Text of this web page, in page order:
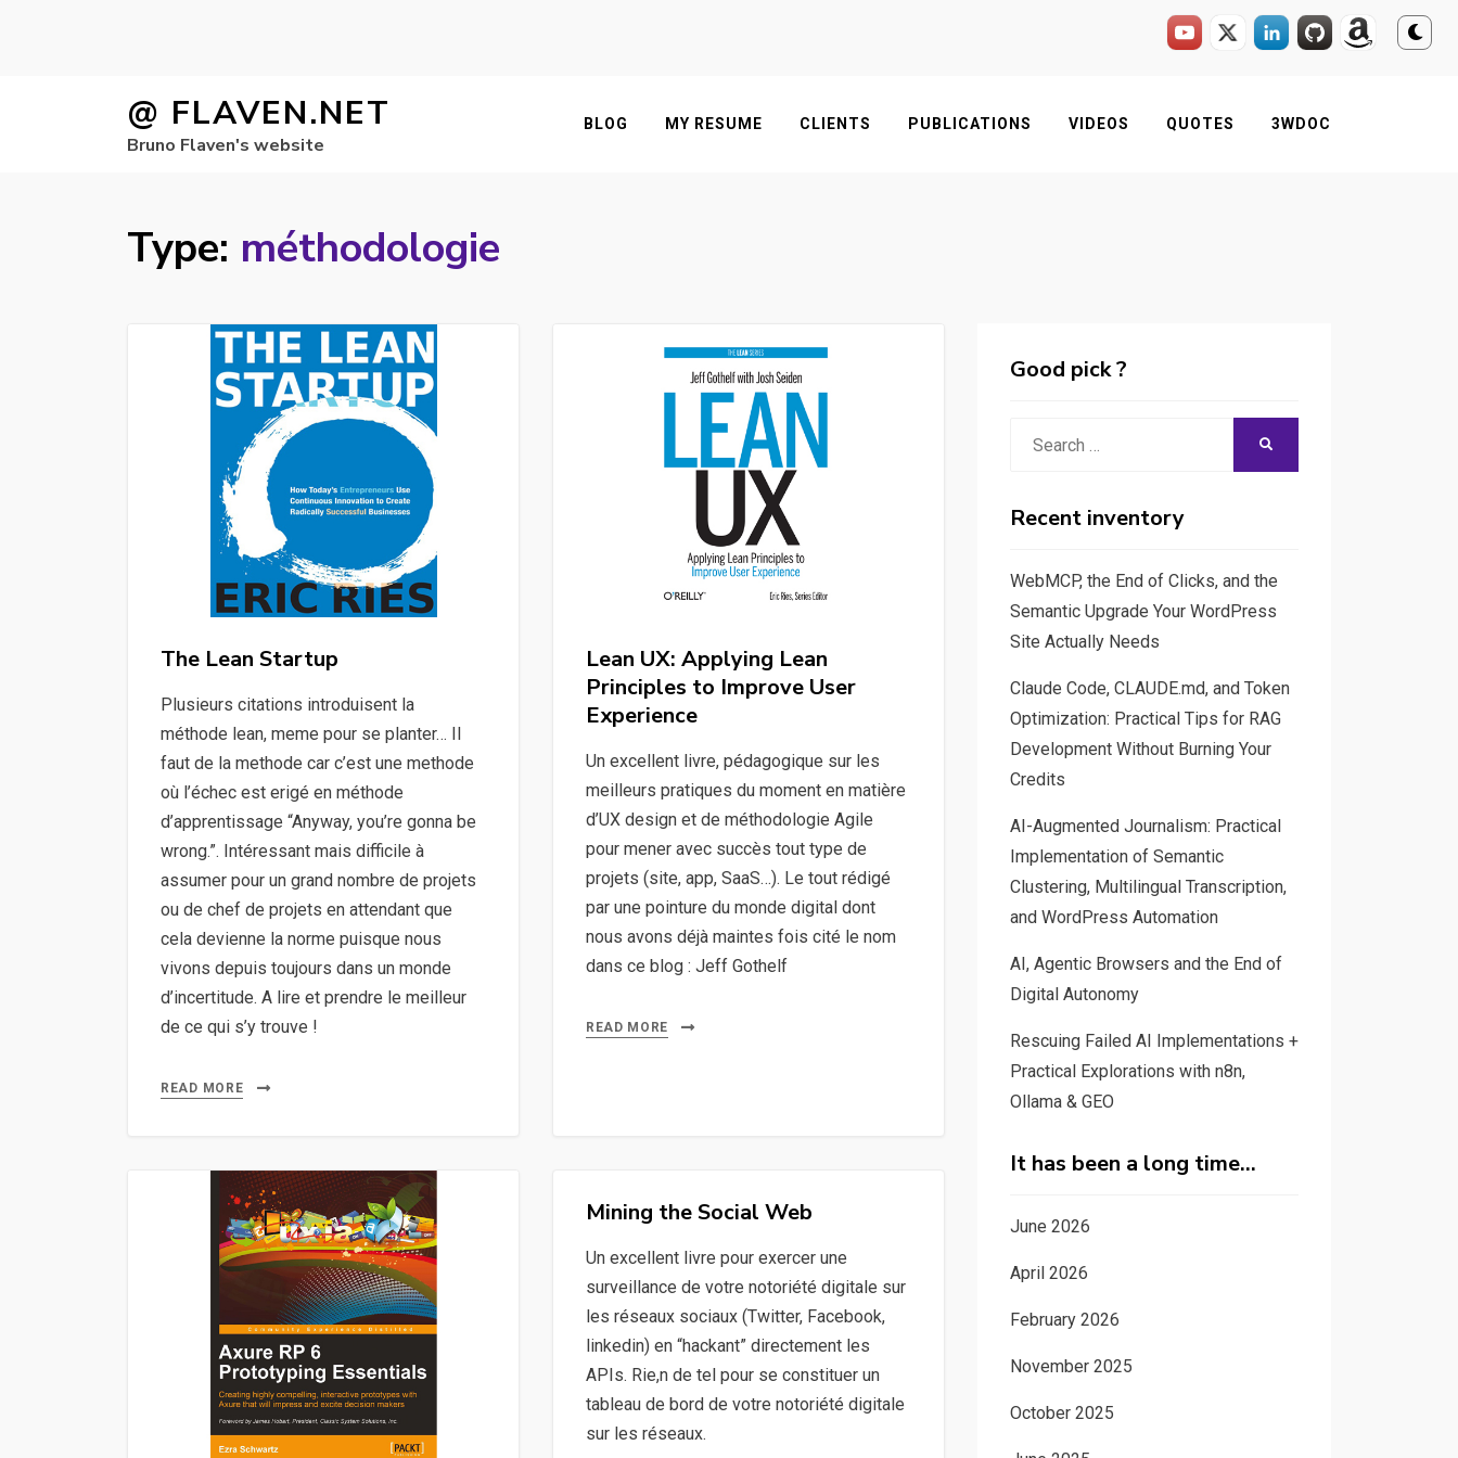
@ FLAVEN.NET
Bruno Flaven's website
BLOG MY RESUME CLIENTS PUBLICATIONS VIDEOS QUOTES 3WDOC
Type: méthodologie
The Lean Startup
Plusieurs citations introduisent la
méthode lean, meme pour se planter… Il
faut de la methode car c’est une methode
où l’échec est erigé en méthode
d’apprentissage “Anyway, you’re gonna be
wrong.”. Intéressant mais difficile à
assumer pour un grand nombre de projets
ou de chef de projets en attendant que
cela devienne la norme puisque nous
vivons depuis toujours dans un monde
d’incertitude. A lire et prendre le meilleur
de ce qui s’y trouve !
READ MORE
Lean UX: Applying Lean
Principles to Improve User
Experience
Un excellent livre, pédagogique sur les
meilleurs pratiques du moment en matière
d’UX design et de méthodologie Agile
pour mener avec succès tout type de
projets (site, app, SaaS…). Le tout rédigé
par une pointure du monde digital dont
nous avons déjà maintes fois cité le nom
dans ce blog : Jeff Gothelf
READ MORE
Mining the Social Web
Un excellent livre pour exercer une
surveillance de votre notoriété digitale sur
les réseaux sociaux (Twitter, Facebook,
linkedin) en “hackant” directement les
APIs. Rie,n de tel pour se constituer un
tableau de bord de votre notoriété digitale
sur les réseaux.
Good pick ?
Recent inventory
WebMCP, the End of Clicks, and the
Semantic Upgrade Your WordPress
Site Actually Needs
Claude Code, CLAUDE.md, and Token
Optimization: Practical Tips for RAG
Development Without Burning Your
Credits
AI-Augmented Journalism: Practical
Implementation of Semantic
Clustering, Multilingual Transcription,
and WordPress Automation
AI, Agentic Browsers and the End of
Digital Autonomy
Rescuing Failed AI Implementations +
Practical Explorations with n8n,
Ollama & GEO
It has been a long time…
June 2026
April 2026
February 2026
November 2025
October 2025